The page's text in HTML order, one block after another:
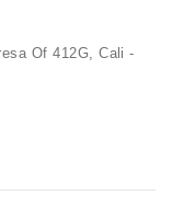
Of 412G, Cali -